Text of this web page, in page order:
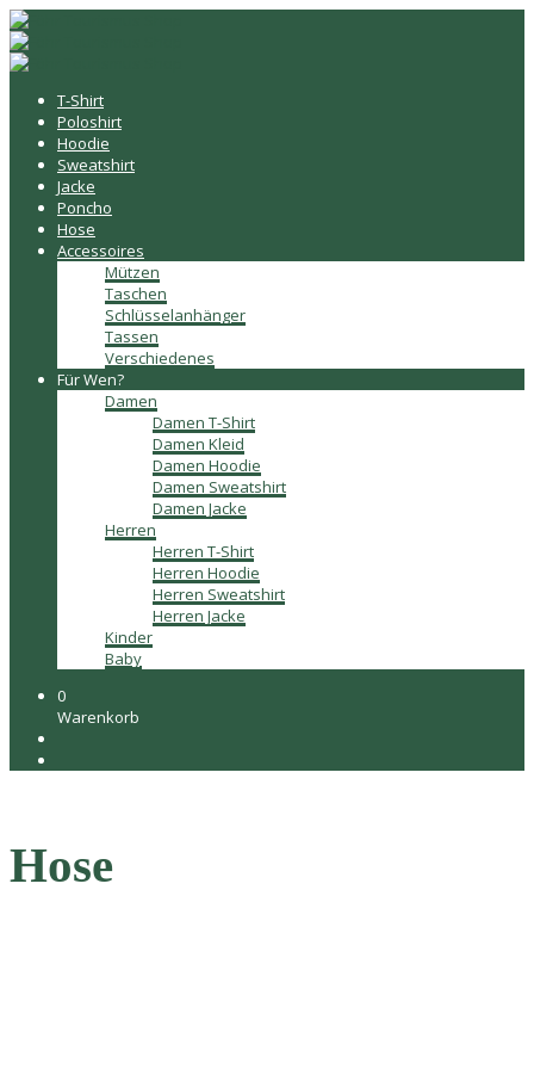
T-Shirt
Poloshirt
Hoodie
Sweatshirt
Jacke
Poncho
Hose
Accessoires
Mützen
Taschen
Schlüsselanhänger
Tassen
Verschiedenes
Für Wen?
Damen
Damen T-Shirt
Damen Kleid
Damen Hoodie
Damen Sweatshirt
Damen Jacke
Herren
Herren T-Shirt
Herren Hoodie
Herren Sweatshirt
Herren Jacke
Kinder
Baby
0
Warenkorb
Hose